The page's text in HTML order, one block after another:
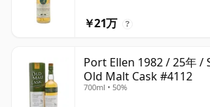
￥21万 ?
Port Ellen 1982 / 25年 /
Old Malt Cask #4112
700ml • 50%